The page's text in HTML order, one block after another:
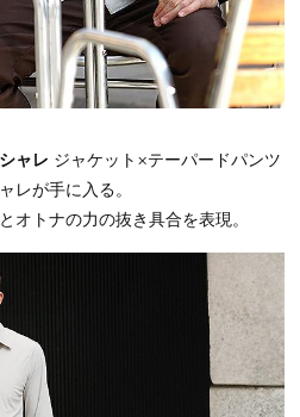
ャレ ジャケット×テーパードパンツ
レが手に入る。
オトナの力の抜き具合を表現。